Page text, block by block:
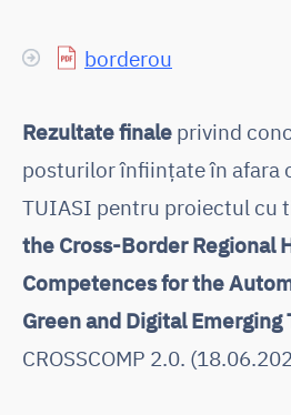
borderou
Rezultate finale privind
posturilor înființate în afara
TUIASI pentru proiectul cu
the Cross-Border Regional
Competences for the
Green and Digital Emerging
CROSSCOMP 2.0.